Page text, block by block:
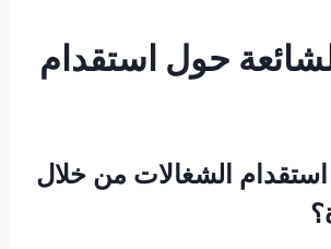
حول استقدام
الشغالات من خلال